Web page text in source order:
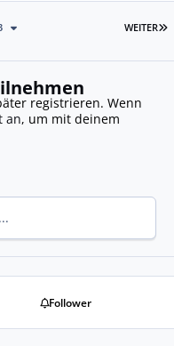
WEITER
registrieren. Wenn
an, um mit deinem
Follower